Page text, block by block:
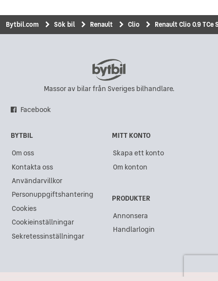
Bytbil.com Sök bil Renault Clio Renault Clio 0.9 TCe
Massor av bilar från Sveriges bilhandlare.
Facebook
BYTBIL
Om oss
Kontakta oss
Användarvillkor
Personuppgiftshantering
Cookies
Cookieinställningar
Sekretessinställningar
MITT KONTO
Skapa ett konto
Om konton
PRODUKTER
Annonsera
Handlarlogin